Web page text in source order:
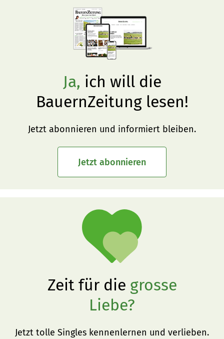
Ja, ich will die
BauernZeitung lesen!
Jetzt abonnieren und informiert bleiben.
Jetzt abonnieren
Zeit für die grosse
Liebe?
Jetzt tolle Singles kennenlernen und verlieben.